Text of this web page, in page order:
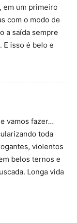
em um primeiro
com o modo de
a saída sempre
E isso é belo e
vamos fazer…
toda
violentos
belos ternos e
Longa vida